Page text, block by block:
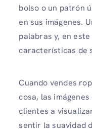
bolso o un patrón
en sus imágenes.
palabras y, en
características de
Cuando vendes
cosa, las
clientes a
sentir la suavidad